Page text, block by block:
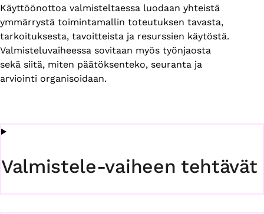
Käyttöönottoa valmisteltaessa luodaan yhteistä
ymmärrystä toimintamallin toteutuksen tavasta,
tarkoituksesta, tavoitteista ja resurssien käytöstä.
Valmisteluvaiheessa sovitaan myös työnjaosta
sekä siitä, miten päätöksenteko, seuranta ja
arviointi organisoidaan.
Valmistele-vaiheen tehtävät